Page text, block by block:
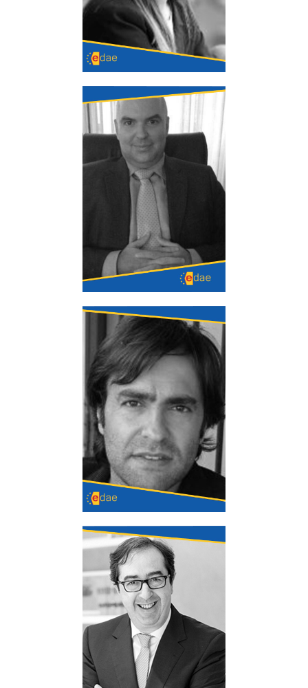
y título de Gestor Administrativo
Manuel López Espino
Licenciado en psicología por Universidad
Complutense de Madrid. Docente en prevención
y gestión de estrés. Docente en dinámica para
resolución de conflictos
Santiago Madrid Liras
Experto Psicólogo en el ámbito clínico y
mediador penal, familiar y en organizaciones.
Director y fundador de Revista de Mediación.
Presidente y fundador del Instituto Motivacional
Estratégico (IMOTIVA)
Javier González